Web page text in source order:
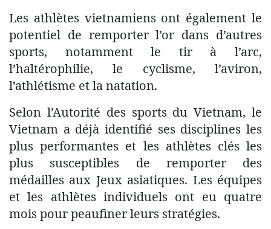
Les athlètes vietnamiens ont également le
potentiel de remporter l’or dans d’autres
sports, notamment le tir à l’arc,
l’haltérophilie, le cyclisme, l’aviron,
l’athlétisme et la natation.
Selon l’Autorité des sports du Vietnam, le
Vietnam a déjà identifié ses disciplines les
plus performantes et les athlètes clés les
plus susceptibles de remporter des
médailles aux Jeux asiatiques. Les équipes
et les athlètes individuels ont eu quatre
mois pour peaufiner leurs stratégies.